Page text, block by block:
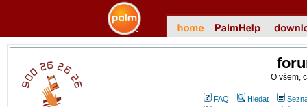
O všem,
FAQ Hledat